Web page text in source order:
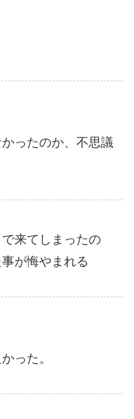
ったのか、不思議
来てしまったの
が悔やまれる
った。